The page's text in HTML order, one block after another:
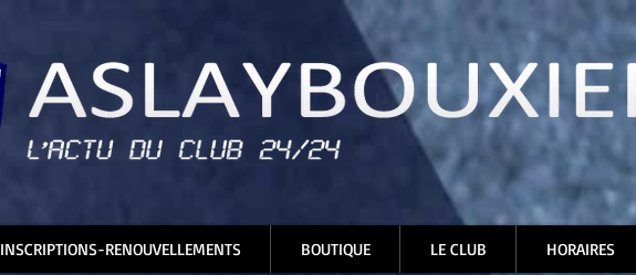
INSCRIPTIONS-RENOUVELLEMENTS BOUTIQUE LE CLUB HORAIRES